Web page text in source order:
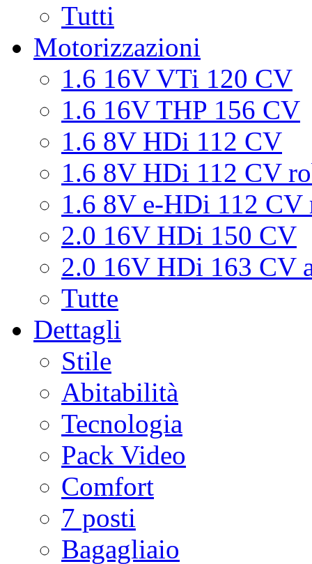
Tutti
Motorizzazioni
1.6 16V VTi 120 CV
1.6 16V THP 156 CV
1.6 8V HDi 112 CV
1.6 8V HDi 112 CV
1.6 8V e-HDi 112 CV
2.0 16V HDi 150 CV
2.0 16V HDi 163 CV
Tutte
Dettagli
Stile
Abitabilità
Tecnologia
Pack Video
Comfort
7 posti
Bagagliaio